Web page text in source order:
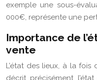
exemple une sous-
000€, représente une
Importance de
vente
L’état des lieux, à la fois
décrit précisément